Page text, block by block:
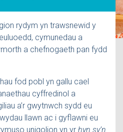
rydym yn trawsnewid y
cymunedau a
a chefnogaeth pan fydd
fod pobl yn gallu cael
cyffredinol a
a’r gwytnwch sydd eu
llawn ac i gyflawni eu
unigolion yn yr hyn sy’n